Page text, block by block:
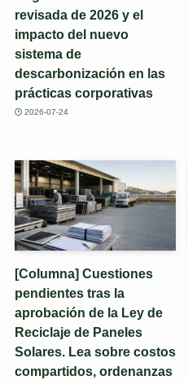
revisada de 2026 y el
impacto del nuevo
sistema de
descarbonización en las
prácticas corporativas
2026-07-24
[Columna] Cuestiones
pendientes tras la
aprobación de la Ley de
Reciclaje de Paneles
Solares. Lea sobre costos
compartidos, ordenanzas